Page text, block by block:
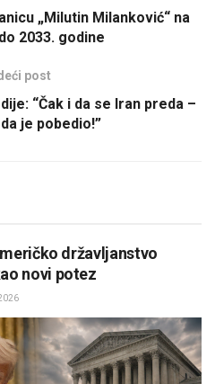
„Milutin Milanković“ na
2033. godine
post
“Čak i da se Iran preda –
je pobedio!”
državljanstvo
novi potez